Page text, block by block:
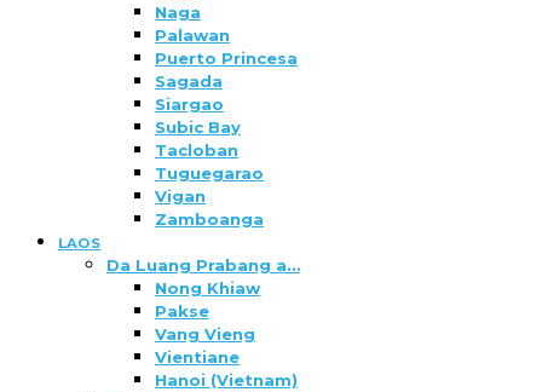
Naga
Palawan
Puerto Princesa
Sagada
Siargao
Subic Bay
Tacloban
Tuguegarao
Vigan
Zamboanga
LAOS
Da Luang Prabang a…
Nong Khiaw
Pakse
Vang Vieng
Vientiane
Hanoi (Vietnam)